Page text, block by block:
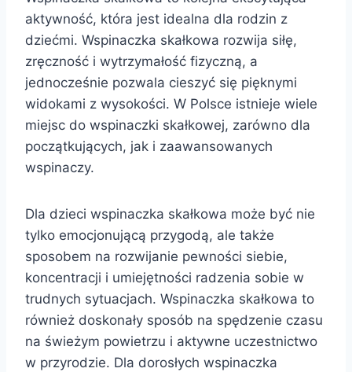
aktywność, która jest idealna dla rodzin z
dziećmi. Wspinaczka skałkowa rozwija siłę,
zręczność i wytrzymałość fizyczną, a
jednocześnie pozwala cieszyć się pięknymi
widokami z wysokości. W Polsce istnieje wiele
miejsc do wspinaczki skałkowej, zarówno dla
początkujących, jak i zaawansowanych
wspinaczy.
Dla dzieci wspinaczka skałkowa może być nie
tylko emocjonującą przygodą, ale także
sposobem na rozwijanie pewności siebie,
koncentracji i umiejętności radzenia sobie w
trudnych sytuacjach. Wspinaczka skałkowa to
również doskonały sposób na spędzenie czasu
na świeżym powietrzu i aktywne uczestnictwo
w przyrodzie. Dla dorosłych wspinaczka